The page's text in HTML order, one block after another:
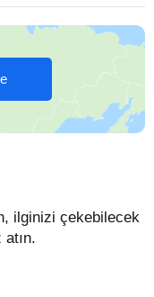
ilginizi çekebilecek